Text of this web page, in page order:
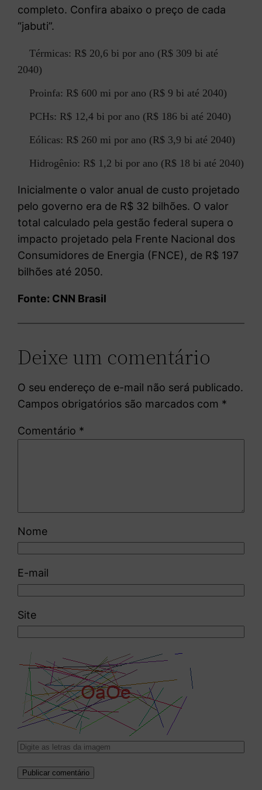
completo. Confira abaixo o preço de cada
“jabuti”.
Térmicas: R$ 20,6 bi por ano (R$ 309 bi até
2040)
Proinfa: R$ 600 mi por ano (R$ 9 bi até 2040)
PCHs: R$ 12,4 bi por ano (R$ 186 bi até 2040)
Eólicas: R$ 260 mi por ano (R$ 3,9 bi até 2040)
Hidrogênio: R$ 1,2 bi por ano (R$ 18 bi até 2040)
Inicialmente o valor anual de custo projetado
pelo governo era de R$ 32 bilhões. O valor
total calculado pela gestão federal supera o
impacto projetado pela Frente Nacional dos
Consumidores de Energia (FNCE), de R$ 197
bilhões até 2050.
Fonte: CNN Brasil
Deixe um comentário
O seu endereço de e-mail não será publicado.
Campos obrigatórios são marcados com *
Comentário *
Nome
E-mail
Site